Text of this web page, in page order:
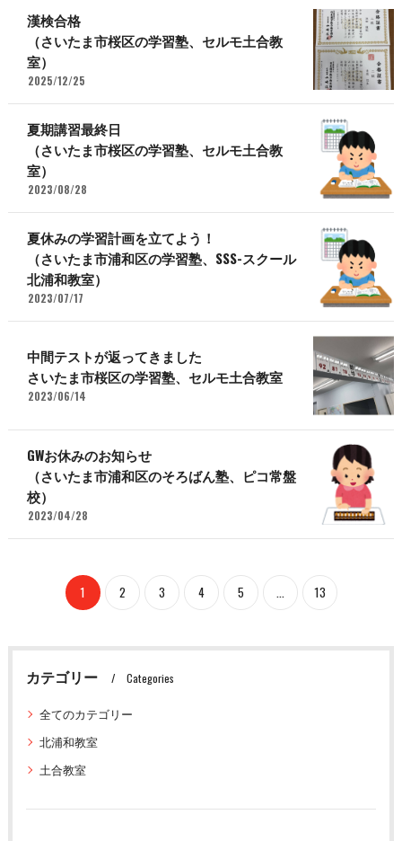
漢検合格
（さいたま市桜区の学習塾、セルモ土合教
室）
2025/12/25
夏期講習最終日
（さいたま市桜区の学習塾、セルモ土合教
室）
2023/08/28
夏休みの学習計画を立てよう！
（さいたま市浦和区の学習塾、SSS-スクール
北浦和教室）
2023/07/17
中間テストが返ってきました
さいたま市桜区の学習塾、セルモ土合教室
2023/06/14
GWお休みのお知らせ
（さいたま市浦和区のそろばん塾、ピコ常盤
校）
2023/04/28
1 2 3 4 5 ... 13
カテゴリー Categories
全てのカテゴリー
北浦和教室
土合教室